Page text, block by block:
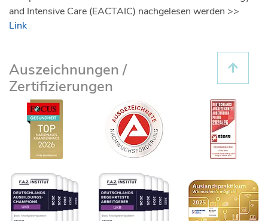
and Intensive Care (EACTAIC) nachgelesen werden >>
Link
Auszeichnungen /
Zertifizierungen